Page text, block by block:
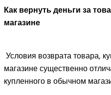
Как вернуть деньги за
магазине
Условия возврата товара,
магазине существенно
купленного в обычном